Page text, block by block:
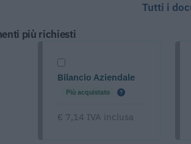
Tutti i
più richiesti
Bilancio Aziendale
Più acquistato
€ 7,14 IVA inclusa